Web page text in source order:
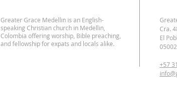
Greater Grace Medellin is an English-
speaking Christian church in Medellin,
Colombia offering worship, Bible preaching,
and fellowship for expats and locals alike.
Cra.
El
+57